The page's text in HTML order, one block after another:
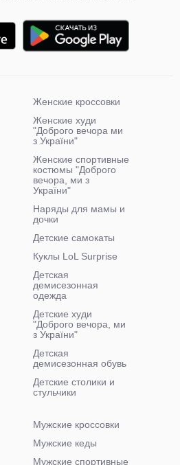
Женские кроссовки
Женские худи
"Доброго вечора ми
з України"
Женские спортивные
костюмы "Доброго
вечора, ми з
України"
Наряды для мамы и
дочки
Детские самокаты
Куклы LoL Surprise
Детская
демисезонная
одежда
Детские худи
"Доброго вечора, ми
з України"
Детская
демисезонная обувь
Детские столики и
стульчики
Мужские кроссовки
Мужские кеды
Мужские спортивные